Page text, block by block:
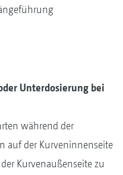
Unterdosierung bei
während der
auf der Kurveninnenseite
Kurvenaußenseite zu